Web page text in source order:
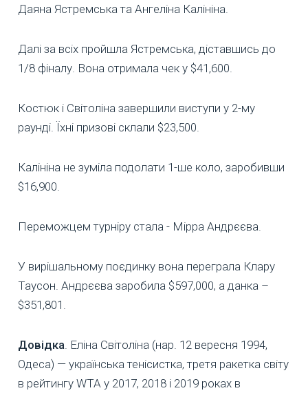
Даяна Ястремська та Ангеліна Калініна.
Далі за всіх пройшла Ястремська, діставшись до
1/8 фіналу. Вона отримала чек у $41,600.
Костюк і Світоліна завершили виступи у 2-му
раунді. Їхні призові склали $23,500.
Калініна не зуміла подолати 1-ше коло, заробивши
$16,900.
Переможцем турніру стала - Мірра Андрєєва.
У вирішальному поєдинку вона переграла Клару
Таусон. Андрєєва заробила $597,000, а данка –
$351,801.
Довідка. Еліна Світоліна (нар. 12 вересня 1994,
Одеса) — українська тенісистка, третя ракетка світу
в рейтингу WTA у 2017, 2018 і 2019 роках в